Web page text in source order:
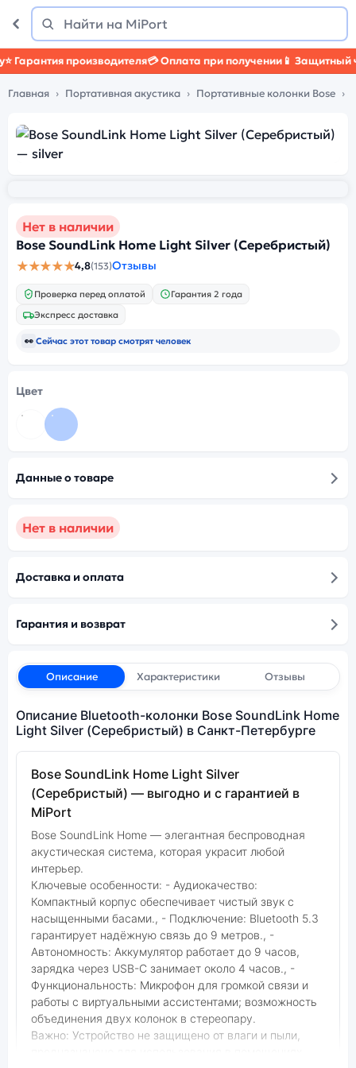
Поиск
Найти
производителя💳 Оплата при получении📱 Защитный
Главная Портативная акустика Портативные колонки Bose
Нет в наличии
Bose SoundLink Home Light Silver (Серебристый)
★★★★★4,8(153)Отзывы
Проверка перед оплатой
Гарантия 2 года
Экспресс доставка
👀 Сейчас этот товар смотрятчеловек
Цвет
Данные о товаре
Нет в наличии
Доставка и оплата
Гарантия и возврат
Описание Характеристики Отзывы
Описание Bluetooth-колонки Bose SoundLink Home
Light Silver (Серебристый) в Санкт-Петербурге
Bose SoundLink Home Light Silver
(Серебристый) — выгодно и с гарантией в
MiPort
Bose SoundLink Home — элегантная беспроводная
акустическая система, которая украсит любой
интерьер.
Ключевые особенности: - Аудиокачество:
Компактный корпус обеспечивает чистый звук с
насыщенными басами., - Подключение: Bluetooth 5.3
гарантирует надёжную связь до 9 метров., -
Автономность: Аккумулятор работает до 9 часов,
зарядка через USB-C занимает около 4 часов., -
Функциональность: Микрофон для громкой связи и
работы с виртуальными ассистентами; возможность
объединения двух колонок в стереопару.
Важно: Устройство не защищено от влаги и пыли,